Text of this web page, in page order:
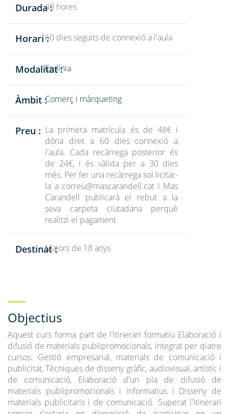
Durada :40 hores
Horari :60 dies seguits de connexió a l'aula
Modalitat :
En línia
Àmbit :Comerç i màrqueting
Preu : La primera matrícula és de 48€ i
dóna dret a 60 dies connexió a
l'aula. Cada recàrrega posterior és
de 24€, i és vàlida per a 30 dies
més. Per fer una recàrrega sol.licitar-
la a correu@mascarandell.cat i Mas
Carandell publicarà el rebut a la
seva carpeta ciutadana perquè
realitzi el pagament
Destinat :Majors de 18 anys
Objectius
Aquest curs forma part de l'itinerari formatiu Elaboració i
difusió de materials publipromocionals, integrat per qiatre
cursos: Gestió empresarial, materials de comunicació i
publicitat, Tècniques de disseny gràfic, audiovisual, artístic i
de comunicació, Elaboració d'un pla de difusió de
materials publipromocionals i informatius i Disseny de
materials publicitaris i de comunicació. Superat l'itinerari